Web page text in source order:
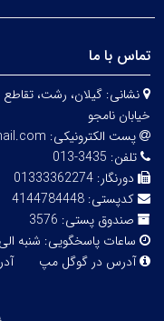
تماس با ما
نشانی: گیلان، رشت،
خیابان نامجو
پست الکترونیکی:
تلفن: 3435-013
دورنگار: 01333362274
کدپستی: 4144784448
صندوق پستی: 3576
ساعات پاسخگویی: شنبه الی
آدرس در گوگل مپ